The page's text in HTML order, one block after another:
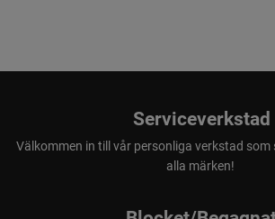
Serviceverkstad
Välkommen in till vår personliga verkstad
alla märken!